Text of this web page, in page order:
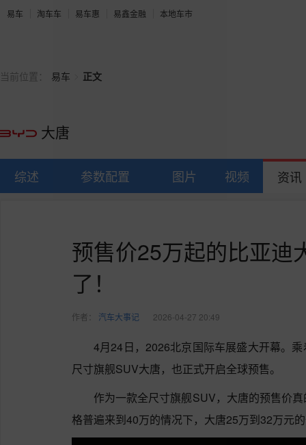
易车 淘车车 易车惠 易鑫金融 本地车市
当前位置： 易车 正文
大唐
综述 参数配置 图片 视频 资讯
预售价25万起的比亚迪
了！
作者： 汽车大事记 2026-04-27 20:49
4月24日，2026北京国际车展盛大开幕。
尺寸旗舰SUV大唐，也正式开启全球预售。
作为一款全尺寸旗舰SUV，大唐的预售价
格普遍来到40万的情况下，大唐25万到32万元